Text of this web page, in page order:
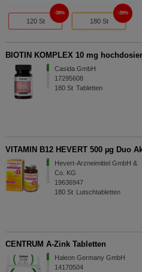
120 St
38%
180 St
39%
BIOTIN KOMPLEX 10 mg
Casida GmbH
17295608
180 St Tabletten
VITAMIN B12 HEVERT 500 µg Duo
Hevert-Arzneimittel GmbH &
Co. KG
19636947
180 St Lutschtabletten
CENTRUM A-Zink Tabletten
Haleon Germany GmbH
14170504